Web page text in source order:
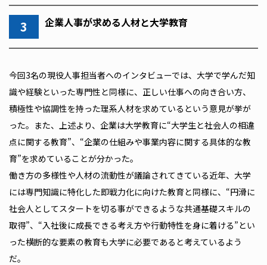
3 企業人事が求める人材と大学教育
今回3名の現役人事担当者へのインタビューでは、大学で学んだ知
識や経験といった専門性と同様に、正しい仕事への向き合い方、
積極性や協調性を持った理系人材を求めているという意見が挙が
った。また、上述より、企業は大学教育に“大学生と社会人の相違
点に関する教育”、“企業の仕組みや事業内容に関する具体的な教
育”を求めていることが分かった。
働き方の多様性や人材の流動性が議論されてきている近年、大学
には専門知識に特化した即戦力化に向けた教育と同様に、“円滑に
社会人としてスタートを切る事ができるような共通基礎スキルの
取得”、“入社後に成長できる考え方や行動特性を身に着ける”とい
った横断的な要素の教育も大学に必要であると考えているよう
だ。